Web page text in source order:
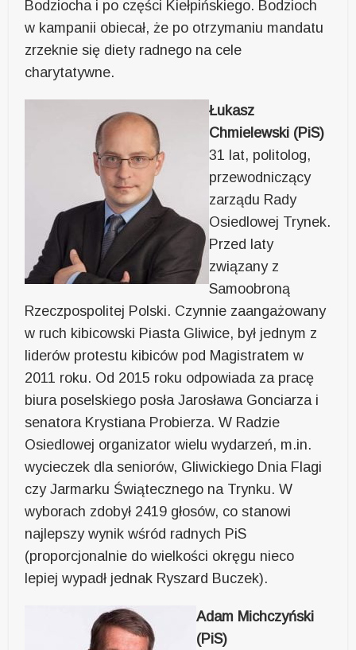
Bodziocha i po części Kiełpińskiego. Bodzioch
w kampanii obiecał, że po otrzymaniu mandatu
zrzeknie się diety radnego na cele
charytatywne.
Łukasz
Chmielewski (PiS)
31 lat, politolog,
przewodniczący
zarządu Rady
Osiedlowej Trynek.
Przed laty
związany z
Samoobroną
Rzeczpospolitej Polski. Czynnie zaangażowany
w ruch kibicowski Piasta Gliwice, był jednym z
liderów protestu kibiców pod Magistratem w
2011 roku. Od 2015 roku odpowiada za pracę
biura poselskiego posła Jarosława Gonciarza i
senatora Krystiana Probierza. W Radzie
Osiedlowej organizator wielu wydarzeń, m.in.
wycieczek dla seniorów, Gliwickiego Dnia Flagi
czy Jarmarku Świątecznego na Trynku. W
wyborach zdobył 2419 głosów, co stanowi
najlepszy wynik wśród radnych PiS
(proporcjonalnie do wielkości okręgu nieco
lepiej wypadł jednak Ryszard Buczek).
Adam Michczyński
(PiS)